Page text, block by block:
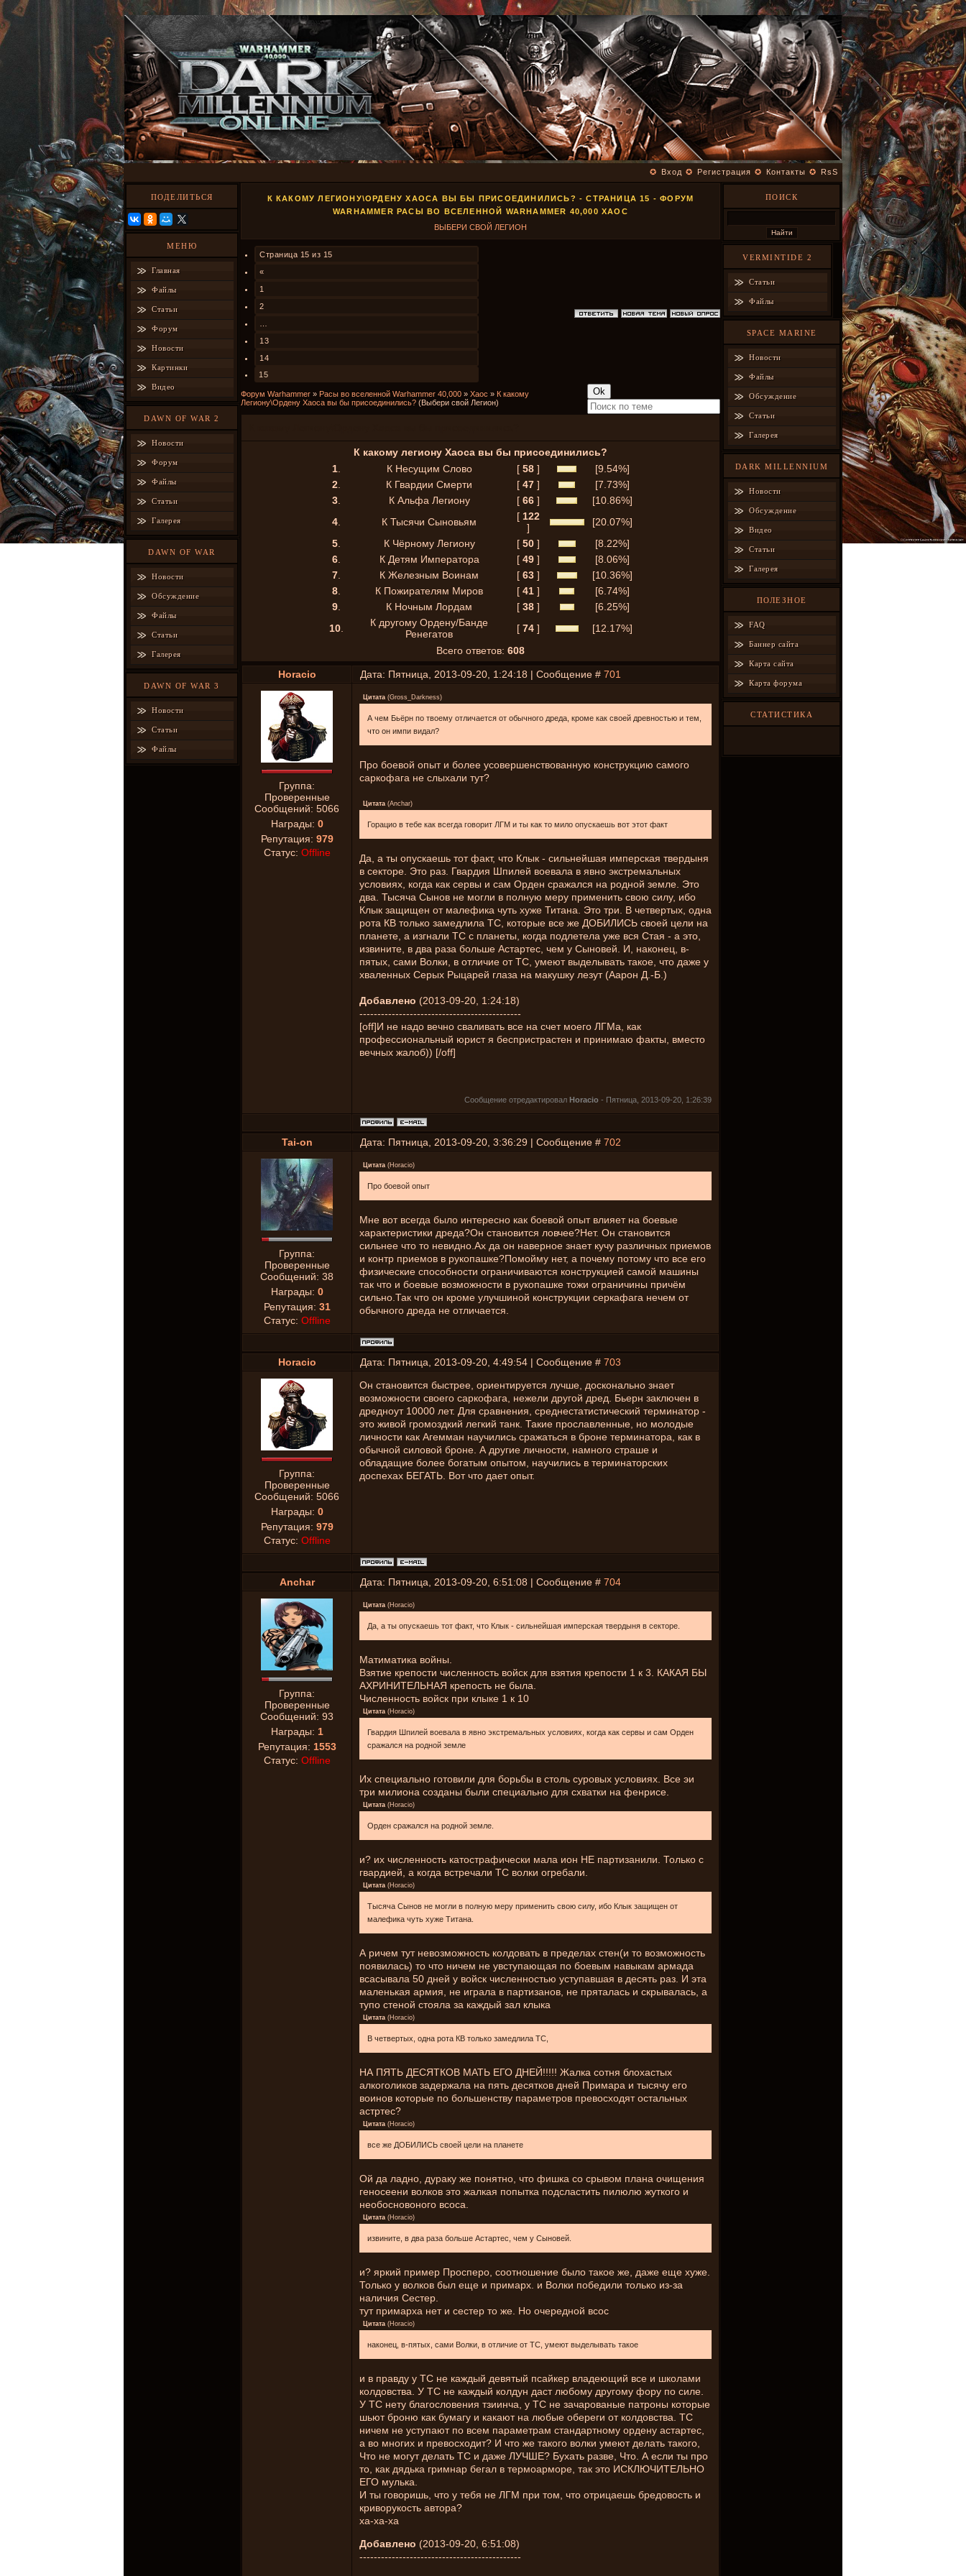
✪ Вход ✪ Регистрация ✪ Контакты ✪ RsS
ПОДЕЛИТЬСЯ
МЕНЮ
Главная
Файлы
Статьи
Форум
Новости
Картинки
Видео
DAWN OF WAR 2
Новости
Форум
Файлы
Статьи
Галерея
DAWN OF WAR
Новости
Обсуждение
Файлы
Статьи
Галерея
DAWN OF WAR 3
Новости
Статьи
Файлы
К КАКОМУ ЛЕГИОНУ\ОРДЕНУ ХАОСА ВЫ БЫ ПРИСОЕДИНИЛИСЬ? - СТРАНИЦА 15 - ФОРУМ
WARHAMMER РАСЫ ВО ВСЕЛЕННОЙ WARHAMMER 40,000 ХАОС
ВЫБЕРИ СВОЙ ЛЕГИОН
Страница 15 из 15
«
1
2
13
14
15
Форум Warhammer » Расы во вселенной Warhammer 40,000 » Хаос » К какому
Легиону\Ордену Хаоса вы бы присоединились? (Выбери свой Легион)
К какому легиону Хаоса вы бы присоединились?
1. К Несущим Слово [ 58 ]
[9.54%]
2. К Гвардии Смерти [ 47 ]
[7.73%]
3. К Альфа Легиону [ 66 ]
[10.86%]
4. К Тысячи Сыновьям [ 122
]
[20.07%]
5. К Чёрному Легиону [ 50 ]
[8.22%]
6. К Детям Императора [ 49 ]
[8.06%]
7. К Железным Воинам [ 63 ]
[10.36%]
8. К Пожирателям Миров [ 41 ]
[6.74%]
9. К Ночным Лордам [ 38 ]
[6.25%]
10.
К другому Ордену/Банде
Ренегатов
[ 74 ]
[12.17%]
Всего ответов: 608
Horacio Дата: Пятница, 2013-09-20, 1:24:18 | Сообщение # 701
Группа:
Проверенные
Сообщений: 5066
Награды: 0
Репутация: 979
Статус: Offline
Цитата (Gross_Darkness)
А чем Бьёрн по твоему отличается от обычного дреда, кроме как своей древностью и тем,
что он импи видал?
Про боевой опыт и более усовершенствованную конструкцию самого
саркофага не слыхали тут?
Цитата (Anchar)
Горацио в тебе как всегда говорит ЛГМ и ты как то мило опускаешь вот этот факт
Да, а ты опускаешь тот факт, что Клык - сильнейшая имперская твердыня
в секторе. Это раз. Гвардия Шпилей воевала в явно экстремальных
условиях, когда как сервы и сам Орден сражался на родной земле. Это
два. Тысяча Сынов не могли в полную меру применить свою силу, ибо
Клык защищен от малефика чуть хуже Титана. Это три. В четвертых, одна
рота КВ только замедлила ТС, которые все же ДОБИЛИСЬ своей цели на
планете, а изгнали ТС с планеты, когда подлетела уже вся Стая - а это,
извините, в два раза больше Астартес, чем у Сыновей. И, наконец, в-
пятых, сами Волки, в отличие от ТС, умеют выделывать такое, что даже у
хваленных Серых Рыцарей глаза на макушку лезут (Аарон Д.-Б.)
Добавлено (2013-09-20, 1:24:18)
---------------------------------------------
[off]И не надо вечно сваливать все на счет моего ЛГМа, как
профессиональный юрист я беспристрастен и принимаю факты, вместо
вечных жалоб)) [/off]
Сообщение отредактировал Horacio - Пятница, 2013-09-20, 1:26:39
Tai-on Дата: Пятница, 2013-09-20, 3:36:29 | Сообщение # 702
Группа:
Проверенные
Сообщений: 38
Награды: 0
Репутация: 31
Статус: Offline
Цитата (Horacio)
Про боевой опыт
Мне вот всегда было интересно как боевой опыт влияет на боевые
характеристики дреда?Он становится ловчее?Нет. Он становится
сильнее что то невидно.Ах да он наверное знает кучу различных приемов
и контр приемов в рукопашке?Помойму нет, а почему потому что все его
физические способности ограничиваются конструкцией самой машины
так что и боевые возможности в рукопашке тожи ограничины причём
сильно.Так что он кроме улучшиной конструкции серкафага нечем от
обычного дреда не отличается.
Horacio Дата: Пятница, 2013-09-20, 4:49:54 | Сообщение # 703
Группа:
Проверенные
Сообщений: 5066
Награды: 0
Репутация: 979
Статус: Offline
Он становится быстрее, ориентируется лучше, досконально знает
возможности своего саркофага, нежели другой дред. Бьерн заключен в
дредноут 10000 лет. Для сравнения, среднестатистический терминатор -
это живой громоздкий легкий танк. Такие прославленные, но молодые
личности как Агемман научились сражаться в броне терминатора, как в
обычной силовой броне. А другие личности, намного страше и
обладащие более богатым опытом, научились в терминаторских
доспехах БЕГАТЬ. Вот что дает опыт.
Anchar Дата: Пятница, 2013-09-20, 6:51:08 | Сообщение # 704
Группа:
Проверенные
Сообщений: 93
Награды: 1
Репутация: 1553
Статус: Offline
Цитата (Horacio)
Да, а ты опускаешь тот факт, что Клык - сильнейшая имперская твердыня в секторе.
Матиматика войны.
Взятие крепости численность войск для взятия крепости 1 к 3. КАКАЯ БЫ
АХРИНИТЕЛЬНАЯ крепость не была.
Численность войск при клыке 1 к 10
Цитата (Horacio)
Гвардия Шпилей воевала в явно экстремальных условиях, когда как сервы и сам Орден
сражался на родной земле
Их специально готовили для борьбы в столь суровых условиях. Все эи
три милиона созданы были специально для схватки на фенрисе.
Цитата (Horacio)
Орден сражался на родной земле.
и? их численность катострафически мала ион НЕ партизанили. Только с
гвардией, а когда встречали ТС волки огребали.
Цитата (Horacio)
Тысяча Сынов не могли в полную меру применить свою силу, ибо Клык защищен от
малефика чуть хуже Титана.
А ричем тут невозможность колдовать в пределах стен(и то возможность
появилась) то что ничем не увступающая по боевым навыкам армада
всасывала 50 дней у войск численностью уступавшая в десять раз. И эта
маленькая армия, не играла в партизанов, не пряталась и скрывалась, а
тупо стеной стояла за каждый зал клыка
Цитата (Horacio)
В четвертых, одна рота КВ только замедлила ТС,
НА ПЯТЬ ДЕСЯТКОВ МАТЬ ЕГО ДНЕЙ!!!!! Жалка сотня блохастых
алкоголиков задержала на пять десятков дней Примара и тысячу его
воинов которые по большенству параметров превосходят остальных
астртес?
Цитата (Horacio)
все же ДОБИЛИСЬ своей цели на планете
Ой да ладно, дураку же понятно, что фишка со срывом плана очищения
геносеени волков это жалкая попытка подсластить пилюлю жуткого и
необосновоного всоса.
Цитата (Horacio)
извините, в два раза больше Астартес, чем у Сыновей.
и? яркий пример Просперо, соотношение было такое же, даже еще хуже.
Только у волков был еще и примарх. и Волки победили только из-за
наличия Сестер.
тут примарха нет и сестер то же. Но очередной всос
Цитата (Horacio)
наконец, в-пятых, сами Волки, в отличие от ТС, умеют выделывать такое
и в правду у ТС не каждый девятый псайкер владеющий все и школами
колдовства. У ТС не каждый колдун даст любому другому фору по силе.
У ТС нету благословения тзиинча, у ТС не зачарованые патроны которые
шьют броню как бумагу и какают на любые обереги от колдовства. ТС
ничем не уступают по всем параметрам стандартному ордену астартес,
а во многих и превосходит? И что же такого волки умеют делать такого,
Что не могут делать ТС и даже ЛУЧШЕ? Бухать разве, Что. А если ты про
то, как дядька гримнар бегал в термоарморе, так это ИСКЛЮЧИТЕЛЬНО
ЕГО мулька.
И ты говоришь, что у тебя не ЛГМ при том, что отрицаешь бредовость и
криворукость автора?
ха-ха-ха
Добавлено (2013-09-20, 6:51:08)
---------------------------------------------
ПОИСК
VERMINTIDE 2
Статьи
Файлы
SPACE MARINE
Новости
Файлы
Обсуждение
Статьи
Галерея
DARK MILLENNIUM
Новости
Обсуждение
Видео
Статьи
Галерея
ПОЛЕЗНОЕ
FAQ
Баннер сайта
Карта сайта
Карта форума
СТАТИСТИКА